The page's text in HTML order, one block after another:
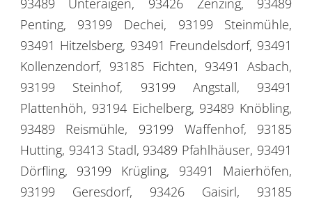
93489 Unteraigen, 93426 Zenzing, 93489
Penting, 93199 Dechei, 93199 Steinmühle,
93491 Hitzelsberg, 93491 Freundelsdorf, 93491
Kollenzendorf, 93185 Fichten, 93491 Asbach,
93199 Steinhof, 93199 Angstall, 93491
Plattenhöh, 93194 Eichelberg, 93489 Knöbling,
93489 Reismühle, 93199 Waffenhof, 93185
Hutting, 93413 Stadl, 93489 Pfahlhäuser, 93491
Dörfling, 93199 Krügling, 93491 Maierhöfen,
93199 Geresdorf, 93426 Gaisirl, 93185